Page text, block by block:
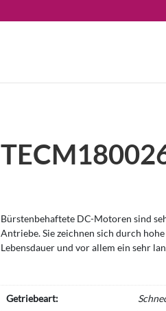
Bürstenbehaftete DC-Motoren sind
Antriebe. Sie zeichnen sich durch
Lebensdauer und vor allem ein sehr
Getriebeart: